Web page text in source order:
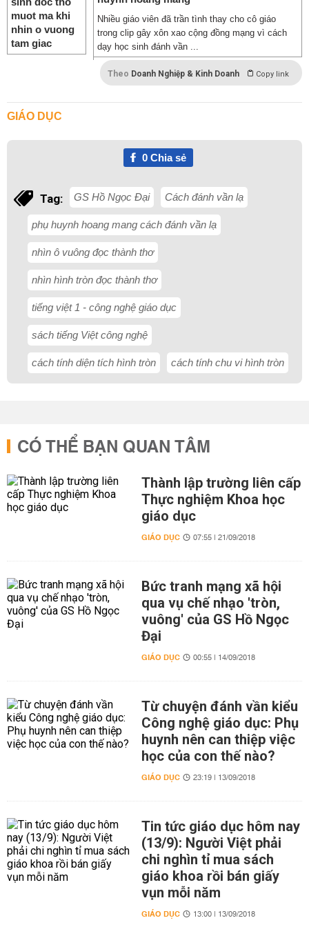
Nhiều giáo viên đã trần tình thay cho cô giáo
trong clip gây xôn xao cộng đồng mạng vì cách
dạy học sinh đánh vần ...
Theo Doanh Nghiệp & Kinh Doanh Copy link
GIÁO DỤC
0Chia sẻ
Tag: GS Hồ Ngọc Đại Cách đánh vần lạ
phụ huynh hoang mang cách đánh vần lạ
nhìn ô vuông đọc thành thơ
nhìn hình tròn đọc thành thơ
tiếng việt 1 - công nghệ giáo dục
sách tiếng Việt công nghệ
cách tính diện tích hình tròn cách tính chu vi hình tròn
CÓ THỂ BẠN QUAN TÂM
Thành lập trường liên cấp
Thực nghiệm Khoa học
giáo dục
GIÁO DỤC 07:55 | 21/09/2018
Bức tranh mạng xã hội
qua vụ chế nhạo 'tròn,
vuông' của GS Hồ Ngọc
Đại
GIÁO DỤC 00:55 | 14/09/2018
Từ chuyện đánh vần kiểu
Công nghệ giáo dục: Phụ
huynh nên can thiệp việc
học của con thế nào?
GIÁO DỤC 23:19 | 13/09/2018
Tin tức giáo dục hôm nay
(13/9): Người Việt phải
chi nghìn tỉ mua sách
giáo khoa rồi bán giấy
vụn mỗi năm
GIÁO DỤC 13:00 | 13/09/2018